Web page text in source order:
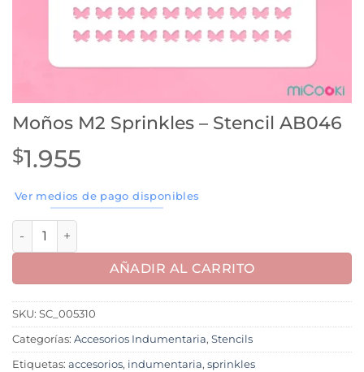
Moños M2 Sprinkles – Stencil AB046
$1.955
Ver medios de pago disponibles
Moños M2 Sprinkles - Stencil AB046 cantidad
AÑADIR AL CARRITO
SKU: SC_005310
Categorías: Accesorios Indumentaria, Stencils
Etiquetas: accesorios, indumentaria, sprinkles